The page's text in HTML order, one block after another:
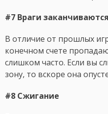
#7 Враги заканчиваются
В отличие от прошлых
конечном счете
слишком часто. Если вы
зону, то вскоре она
#8 Сжигание